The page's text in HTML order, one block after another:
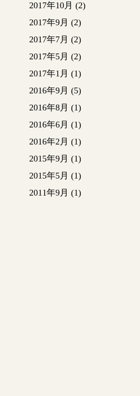
2017年10月 (2)
2017年9月 (2)
2017年7月 (2)
2017年5月 (2)
2017年1月 (1)
2016年9月 (5)
2016年8月 (1)
2016年6月 (1)
2016年2月 (1)
2015年9月 (1)
2015年5月 (1)
2011年9月 (1)